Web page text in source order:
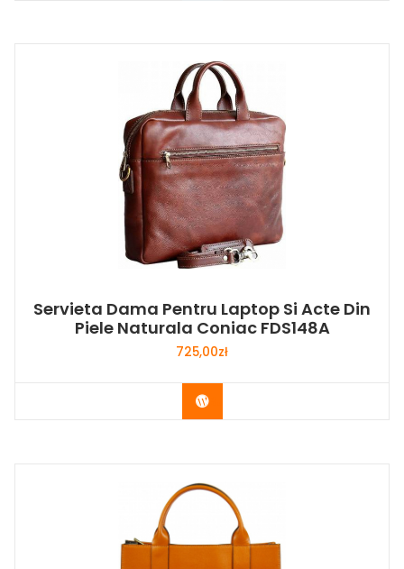
Servieta Dama Pentru Laptop Si Acte Din
Piele Naturala Coniac FDS148A
725,00zł
Buy Now